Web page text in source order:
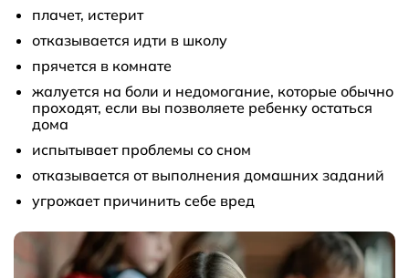
плачет, истерит
отказывается идти в школу
прячется в комнате
жалуется на боли и недомогание, которые обычно
проходят, если вы позволяете ребенку остаться
дома
испытывает проблемы со сном
отказывается от выполнения домашних заданий
угрожает причинить себе вред